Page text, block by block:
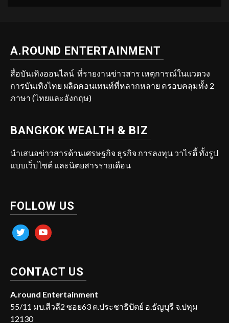
A.ROUND ENTERTAINMENT
สื่อบันเทิงออนไลน์ ที่รายงานข่าวสาร เหตุการณ์ในแวดวง
การบันเทิงไทย ผลิตคอนเทนท์ที่หลากหลาย ครอบคลุมทั้ง 2
ภาษา (ไทยและอังกฤษ)
BANGKOK WEALTH & BIZ
นำเสนอข่าวสารด้านเศรษฐกิจ ธุรกิจ การลงทุน วาไรตี้ ทั้งรูป
แบบเว็บไซต์ และนิตยสารรายเดือน
FOLLOW US
twitter youtube
CONTACT US
A.round Entertainment
55/11 มบ.สีวลี2 ซอย63 ต.ประชาธิปัตย์ อ.ธัญบุรี จ.ปทุม
12130